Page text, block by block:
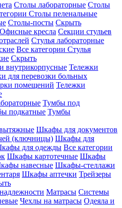
Столы лабораторные Столы
Столы пеленальные
Столы-посты Скрыть
Офисные кресла Секции стульев
Стулья лабораторные
Все категории Стулья
Скрыть
внутрикорпусные Тележки
для перевозки больных
помещений Тележки
Тумбы под
подкатные Тумбы
Шкафы для документов
(ключницы) Шкафы для
для одежды Все категории
Шкафы картотечные Шкафы
навесные Шкафы-стеллажи
Шкафы аптечки Трейзеры
Матрасы Системы
Чехлы на матрасы Одеяла и